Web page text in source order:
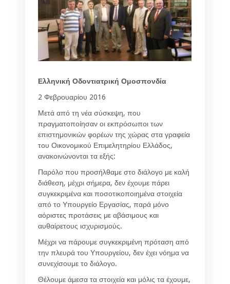
Ελληνική Οδοντιατρική Ομοσπονδία
2 Φεβρουαρίου 2016
Μετά από τη νέα σύσκεψη, που
πραγματοποίησαν οι εκπρόσωποι των
επιστημονικών φορέων της χώρας στα γραφεία
του Οικονομικού Επιμελητηρίου Ελλάδος,
ανακοινώνονται τα εξής:
Παρόλο που προσήλθαμε στο διάλογο με καλή
διάθεση, μέχρι σήμερα, δεν έχουμε πάρει
συγκεκριμένα και ποσοτικοποιημένα στοιχεία
από το Υπουργείο Εργασίας, παρά μόνο
αόριστες προτάσεις με αβάσιμους και
αυθαίρετους ισχυρισμούς.
Μέχρι να πάρουμε συγκεκριμένη πρόταση από
την πλευρά του Υπουργείου, δεν έχει νόημα να
συνεχίσουμε το διάλογο.
Θέλουμε άμεσα τα στοιχεία και μόλις τα έχουμε,